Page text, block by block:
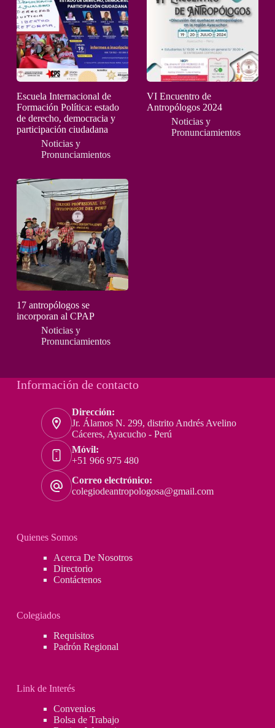
Escuela Internacional de
Formación Política: estado
de derecho, democracia y
participación ciudadana
Noticias y
Pronunciamientos
VI Encuentro de
Antropólogos 2024
Noticias y
Pronunciamientos
17 antropólogos se
incorporan al CPAP
Noticias y
Pronunciamientos
Información de contacto
Dirección:
Jr. Álamos N. 299, distrito Andrés Avelino
Cáceres, Ayacucho - Perú
Móvil:
+51 966 975 480
Correo electrónico:
colegiodeantropologosa@gmail.com
Quienes Somos
Acerca De Nosotros
Directorio
Contáctenos
Colegiados
Requisitos
Padrón Regional
Link de Interés
Convenios
Bolsa de Trabajo